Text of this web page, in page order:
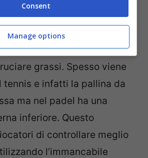
che certamente
grassi. Spesso viene
tennis e infatti la pallina da
ma nel padel ha una
inferiore. Questo
di controllare meglio
l’immancabile
Consent
Manage options